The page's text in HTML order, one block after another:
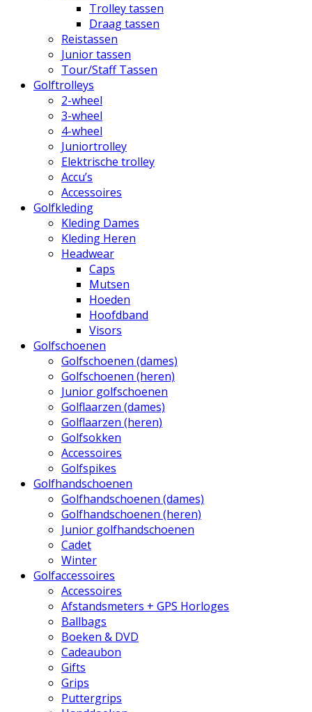
Trolley tassen
Draag tassen
Reistassen
Junior tassen
Tour/Staff Tassen
Golftrolleys
2-wheel
3-wheel
4-wheel
Juniortrolley
Elektrische trolley
Accu’s
Accessoires
Golfkleding
Kleding Dames
Kleding Heren
Headwear
Caps
Mutsen
Hoeden
Hoofdband
Visors
Golfschoenen
Golfschoenen (dames)
Golfschoenen (heren)
Junior golfschoenen
Golflaarzen (dames)
Golflaarzen (heren)
Golfsokken
Accessoires
Golfspikes
Golfhandschoenen
Golfhandschoenen (dames)
Golfhandschoenen (heren)
Junior golfhandschoenen
Cadet
Winter
Golfaccessoires
Accessoires
Afstandsmeters + GPS Horloges
Ballbags
Boeken & DVD
Cadeaubon
Gifts
Grips
Puttergrips